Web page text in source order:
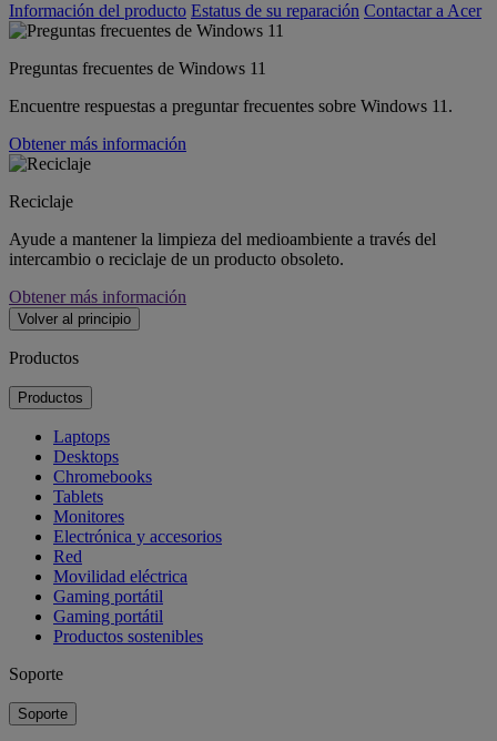
Información del producto Estatus de su reparación Contactar a Acer
Preguntas frecuentes de Windows 11
Encuentre respuestas a preguntar frecuentes sobre Windows 11.
Obtener más información
Reciclaje
Ayude a mantener la limpieza del medioambiente a través del
intercambio o reciclaje de un producto obsoleto.
Obtener más información
Volver al principio
Productos
Productos
Laptops
Desktops
Chromebooks
Tablets
Monitores
Electrónica y accesorios
Red
Movilidad eléctrica
Gaming portátil
Gaming portátil
Productos sostenibles
Soporte
Soporte